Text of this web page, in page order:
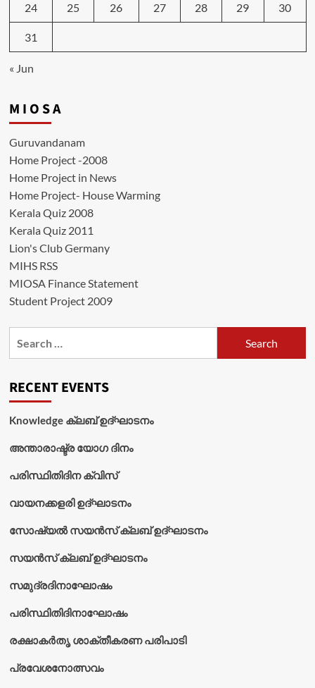
24 25 26 27 28 29 30
31
« Jun
M I O S A
Guruvandanam
Home Project -2008
Home Project in News
Home Project- House Warming
Kerala Quiz 2008
Kerala Quiz 2011
Lion's Club Germany
MIHS RSS
MIOSA Finance Statement
Student Project 2009
RECENT EVENTS
Knowledge ക്ലബ് ഉദ്‌ഘാടനം
അന്താരാഷ്ട്ര യോഗ ദിനം
പരിസ്ഥിതിദിന ക്വിസ്
വായനക്കളരി ഉദ്‌ഘാടനം
സോഷ്യൽ സയൻസ് ക്ലബ് ഉദ്‌ഘാടനം
സയൻസ് ക്ലബ് ഉദ്‌ഘാടനം
സമുദ്രദിനാഘോഷം
പരിസ്ഥിതിദിനാഘോഷം
രക്ഷാകർതൃ ശാക്തീകരണ പരിപാടി
പ്രവേശനോത്സവം